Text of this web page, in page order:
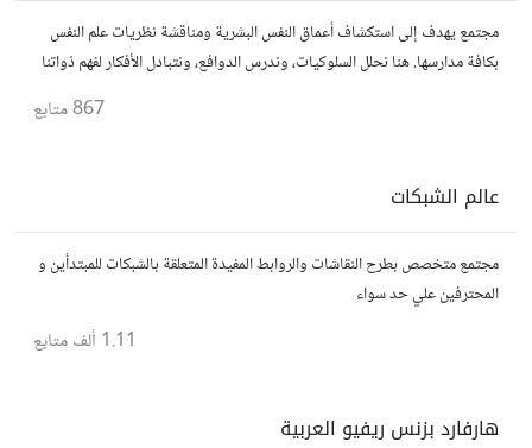
مجتمع يهدف إلى استكشاف أعماق النفس البشرية ومناقشة نظريات علم النفس
بكافة مدارسها. هنا نحلل السلوكيات، وندرس الدوافع، ونتبادل الأفكار لفهم ذواتنا
867متابع
عالم الشبكات
مجتمع متخصص بطرح النقاشات والروابط المفيدة المتعلقة بالشبكات للمبتدأين و
المحترفين علي حد سواء
1.11 ألف متابع
هارفارد بزنس ريفيو العربية